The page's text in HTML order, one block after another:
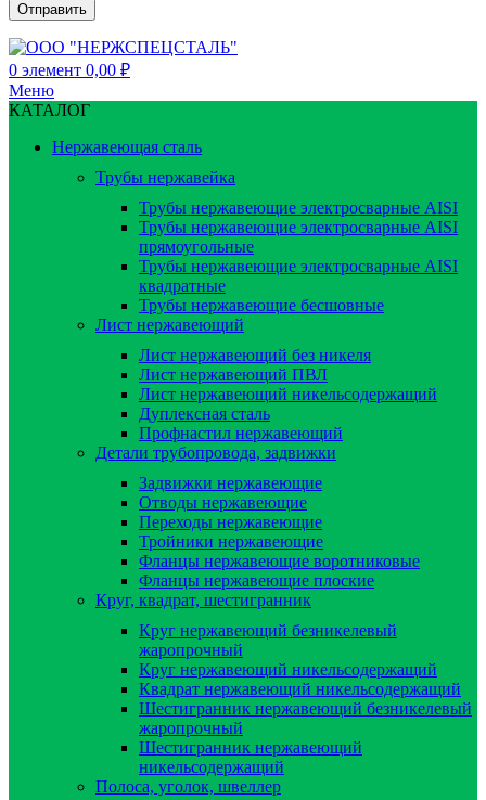
0 элемент 0,00 ₽
Меню
КАТАЛОГ
Нержавеющая сталь
Трубы нержавейка
Трубы нержавеющие электросварные AISI
Трубы нержавеющие электросварные AISI
прямоугольные
Трубы нержавеющие электросварные AISI
квадратные
Трубы нержавеющие бесшовные
Лист нержавеющий
Лист нержавеющий без никеля
Лист нержавеющий ПВЛ
Лист нержавеющий никельсодержащий
Дуплексная сталь
Профнастил нержавеющий
Детали трубопровода, задвижки
Задвижки нержавеющие
Отводы нержавеющие
Переходы нержавеющие
Тройники нержавеющие
Фланцы нержавеющие воротниковые
Фланцы нержавеющие плоские
Круг, квадрат, шестигранник
Круг нержавеющий безникелевый
жаропрочный
Круг нержавеющий никельсодержащий
Квадрат нержавеющий никельсодержащий
Шестигранник нержавеющий безникелевый
жаропрочный
Шестигранник нержавеющий
никельсодержащий
Полоса, уголок, швеллер